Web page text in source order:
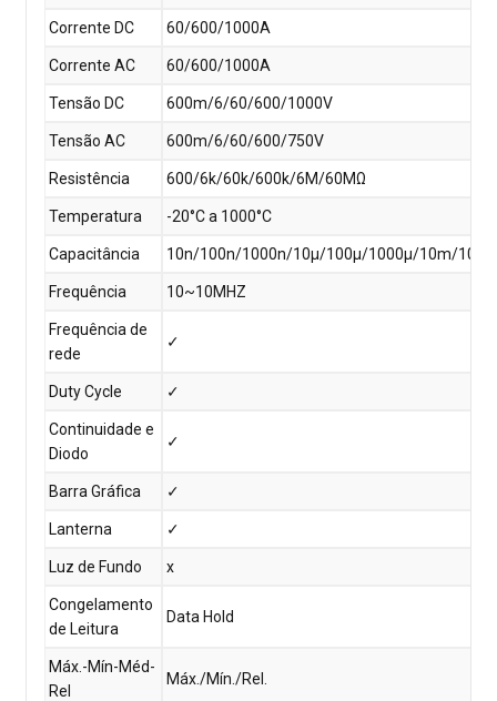
Corrente DC 60/600/1000A
Corrente AC 60/600/1000A
Tensão DC 600m/6/60/600/1000V
Tensão AC 600m/6/60/600/750V
Resistência 600/6k/60k/600k/6M/60MΩ
Temperatura -20°C a 1000°C
Capacitância 10n/100n/1000n/10µ/100µ/1000µ/10m/
Frequência 10~10MHZ
Frequência de
rede
✓
Duty Cycle ✓
Continuidade e
Diodo
✓
Barra Gráfica ✓
Lanterna ✓
Luz de Fundo x
Congelamento
de Leitura
Data Hold
Máx.-Mín-Méd-
Rel
Máx./Mín./Rel.